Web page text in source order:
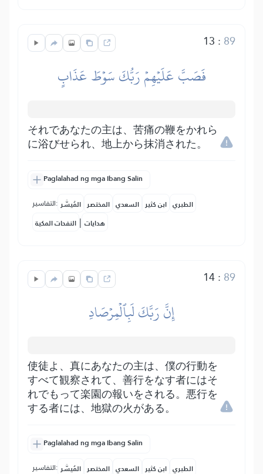
13 : 89
فَصَبَّ عَلَيۡهِمۡ رَبُّكَ سَوۡطَ عَذَابٍ
それであなたの主は、苦痛の鞭をかれら
に浴びせられ、地上から抹消された。
Paglalahad ng mga Ibang Salin
التفاسير: المُيسَّر المختصر السعدي ابن كثير الطبري
النفحات المكية | هدايات
14: 89
إِنَّ رَبَّكَ لَبِٱلۡمِرۡصَادِ
使徒よ、真にあなたの主は、僕の行動を
すべて観察されて、善行をなす者にはそ
れでもって楽園の報いをされる。悪行を
する者には、地獄の火がある。
Paglalahad ng mga Ibang Salin
التفاسير: المُيسَّر المختصر السعدي ابن كثير الطبري